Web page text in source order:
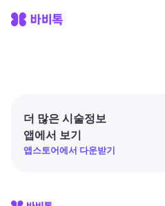
더 많은 시술정보
앱에서 보기
앱스토어에서 다운받기